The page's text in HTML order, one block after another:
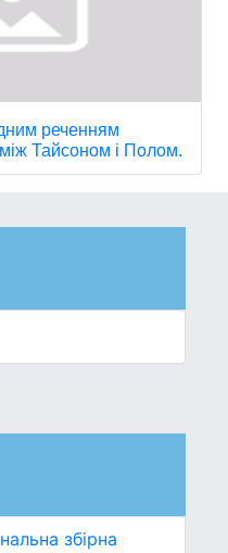
збірна
реченням
Тайсоном і Полом.